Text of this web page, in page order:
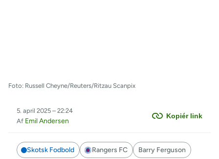
Foto: Russell Cheyne/Reuters/Ritzau Scanpix
Kopiér link
5. april 2025 – 22:24
Af Emil Andersen
Skotsk Fodbold Rangers FC Barry Ferguson